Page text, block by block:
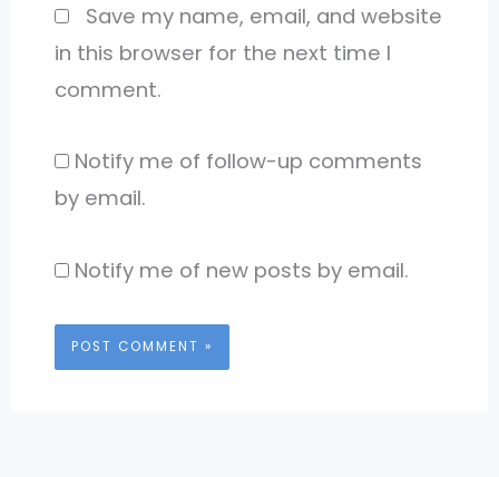
Save my name, email, and website
in this browser for the next time I
comment.
Notify me of follow-up comments
by email.
Notify me of new posts by email.